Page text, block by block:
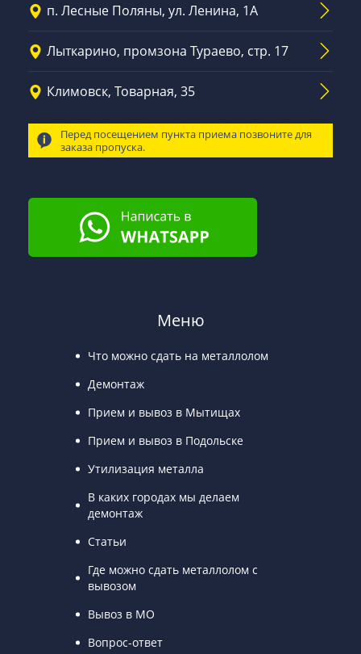
п. Лесные Поляны, ул. Ленина, 1А
Лыткарино, промзона Тураево, стр. 17
Климовск, Товарная, 35
Перед посещением пункта приема позвоните для
заказа пропуска.
Меню
Что можно сдать на металлолом
Демонтаж
Прием и вывоз в Мытищах
Прием и вывоз в Подольске
Утилизация металла
В каких городах мы делаем
демонтаж
Статьи
Где можно сдать металлолом с
вывозом
Вывоз в МО
Вопрос-ответ